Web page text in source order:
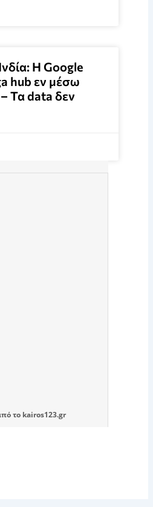
Η Google
hub εν μέσω
Τα data δεν
το kairos123.gr